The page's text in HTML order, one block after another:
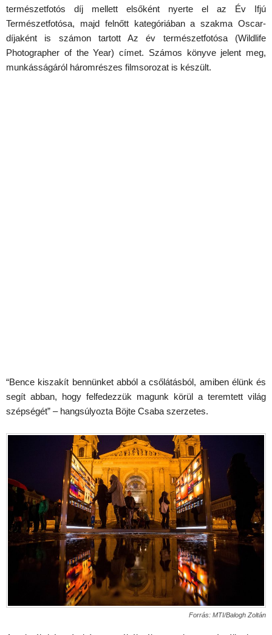
természetfotós díj mellett elsőként nyerte el az Év Ifjú
Természetfotósa, majd felnőtt kategóriában a szakma Oscar-
díjaként is számon tartott Az év természetfotósa (Wildlife
Photographer of the Year) címet. Számos könyve jelent meg,
munkásságáról háromrészes filmsorozat is készült.
“Bence kiszakít bennünket abból a csőlátásból, amiben élünk és
segít abban, hogy felfedezzük magunk körül a teremtett világ
szépségét” – hangsúlyozta Böjte Csaba szerzetes.
Forrás: MTI/Balogh Zoltán